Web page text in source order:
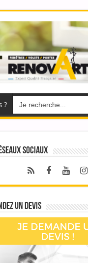
?
for:
sociaux
un devis